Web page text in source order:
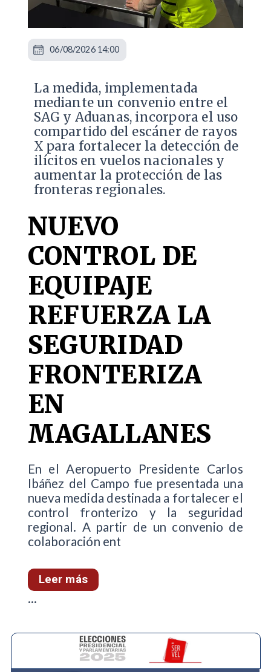
La medida, implementada
mediante un convenio entre el
SAG y Aduanas, incorpora el uso
compartido del escáner de rayos
X para fortalecer la detección de
ilícitos en vuelos nacionales y
aumentar la protección de las
fronteras regionales.
NUEVO
CONTROL DE
EQUIPAJE
REFUERZA LA
SEGURIDAD
FRONTERIZA
EN
MAGALLANES
En el Aeropuerto Presidente Carlos
Ibáñez del Campo fue presentada una
nueva medida destinada a fortalecer el
control fronterizo y la seguridad
regional. A partir de un convenio de
colaboración ent
Leer más
06/08/2026 14:00
...